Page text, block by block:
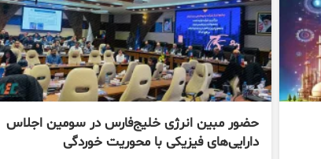
حضور مبین انرژی خلیج‌فارس در سومین اجلاس
دارایی‌های فیزیکی با محوریت خوردگی